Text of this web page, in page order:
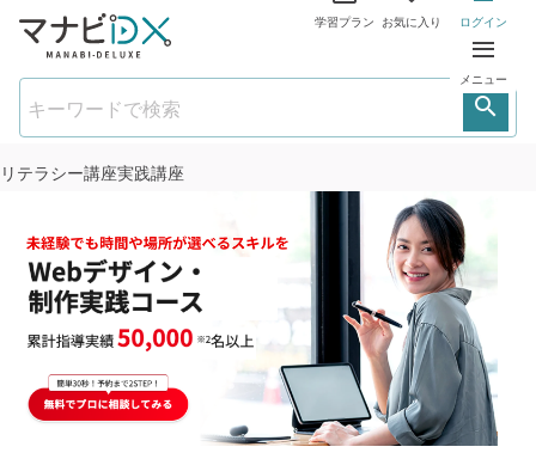
学習プラン お気に入り ログイン
メニュー
リテラシー講座実践講座